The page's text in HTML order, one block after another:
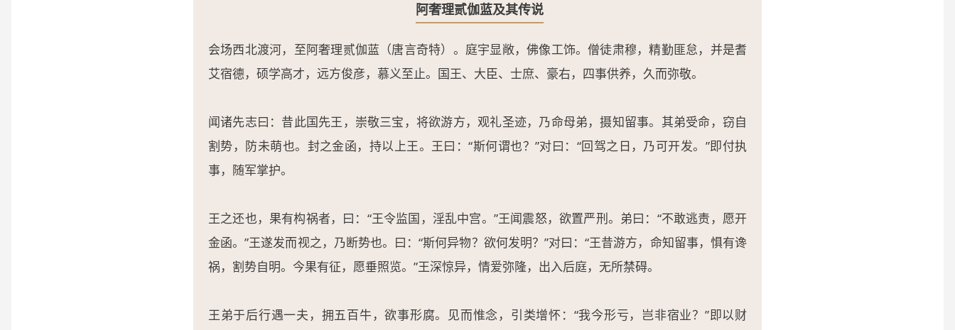
阿奢理贰伽蓝及其传说
会场西北渡河，至阿奢理贰伽蓝（唐言奇特）。庭宇显敞，佛像工饰。僧徒肃穆，精勤匪怠，并是耆
艾宿德，硕学高才，远方俊彦，慕义至止。国王、大臣、士庶、豪右，四事供养，久而弥敬。
闻诸先志曰：昔此国先王，崇敬三宝，将欲游方，观礼圣迹，乃命母弟，摄知留事。其弟受命，窃自
割势，防未萌也。封之金函，持以上王。王曰：“斯何谓也？”对曰：“回驾之日，乃可开发。”即付执
事，随军掌护。
王之还也，果有构祸者，曰：“王令监国，淫乱中宫。”王闻震怒，欲置严刑。弟曰：“不敢逃责，愿开
金函。”王遂发而视之，乃断势也。曰：“斯何异物？欲何发明？”对曰：“王昔游方，命知留事，惧有谗
祸，割势自明。今果有征，愿垂照览。”王深惊异，情爱弥隆，出入后庭，无所禁碍。
王弟于后行遇一夫，拥五百牛，欲事形腐。见而惟念，引类增怀：“我今形亏，岂非宿业？”即以财